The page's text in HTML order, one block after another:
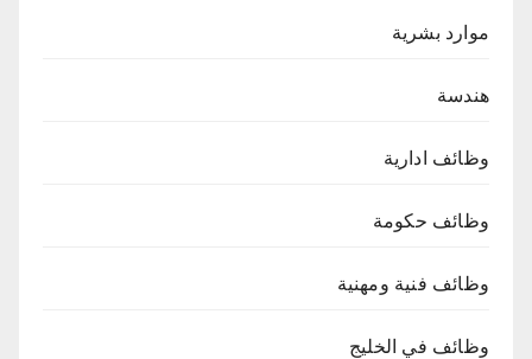
موارد بشرية
هندسة
وظائف ادارية
وظائف حكومة
وظائف فنية ومهنية
وظائف في الخليج